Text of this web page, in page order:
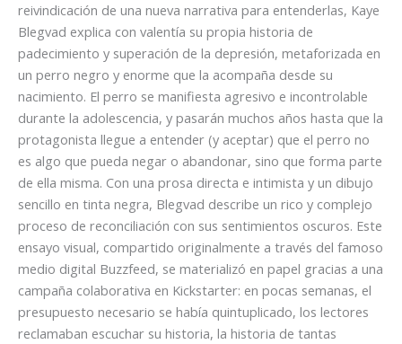
reivindicación de una nueva narrativa para entenderlas, Kaye
Blegvad explica con valentía su propia historia de
padecimiento y superación de la depresión, metaforizada en
un perro negro y enorme que la acompaña desde su
nacimiento. El perro se manifiesta agresivo e incontrolable
durante la adolescencia, y pasarán muchos años hasta que la
protagonista llegue a entender (y aceptar) que el perro no
es algo que pueda negar o abandonar, sino que forma parte
de ella misma. Con una prosa directa e intimista y un dibujo
sencillo en tinta negra, Blegvad describe un rico y complejo
proceso de reconciliación con sus sentimientos oscuros. Este
ensayo visual, compartido originalmente a través del famoso
medio digital Buzzfeed, se materializó en papel gracias a una
campaña colaborativa en Kickstarter: en pocas semanas, el
presupuesto necesario se había quintuplicado, los lectores
reclamaban escuchar su historia, la historia de tantas